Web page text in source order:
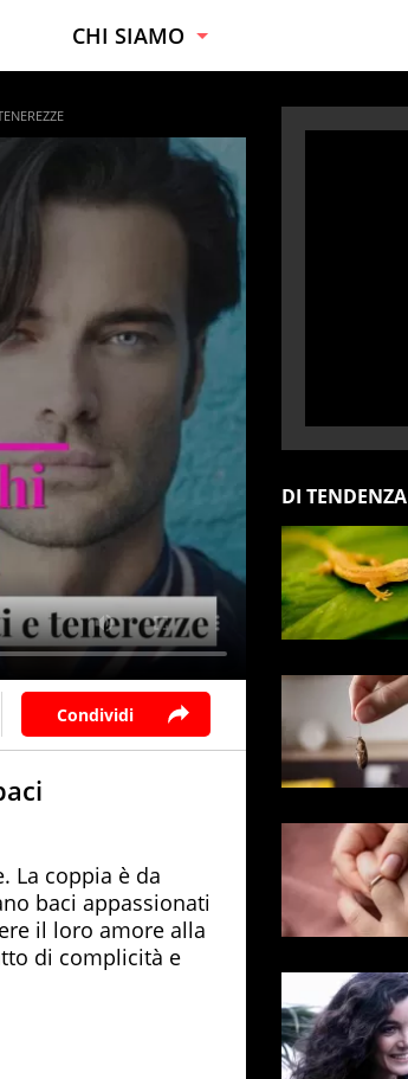
ETÀ
CHI SIAMO
Condividi
La coppia è da
baci appassionati
il loro amore alla
di complicità e
DI TENDENZA